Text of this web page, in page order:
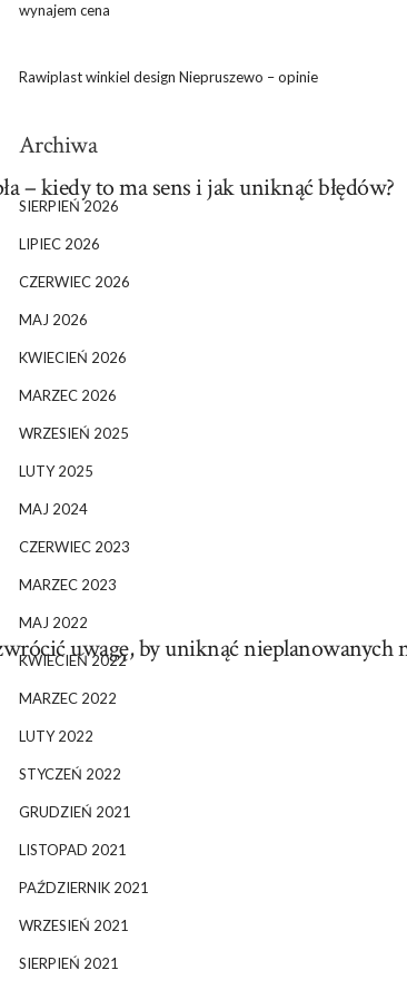
– kiedy to ma sens i jak uniknąć błędów?
uwagę, by uniknąć nieplanowanych
wynajem cena
Rawiplast winkiel design Niepruszewo – opinie
Archiwa
SIERPIEŃ 2026
LIPIEC 2026
CZERWIEC 2026
MAJ 2026
KWIECIEŃ 2026
MARZEC 2026
WRZESIEŃ 2025
LUTY 2025
MAJ 2024
CZERWIEC 2023
MARZEC 2023
MAJ 2022
KWIECIEŃ 2022
MARZEC 2022
LUTY 2022
STYCZEŃ 2022
GRUDZIEŃ 2021
LISTOPAD 2021
PAŹDZIERNIK 2021
WRZESIEŃ 2021
SIERPIEŃ 2021